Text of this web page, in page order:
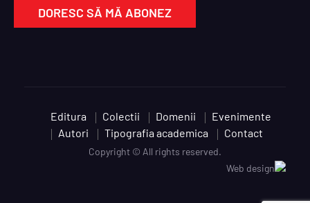
Editura Colectii Domenii
Evenimente
Autori
Tipografia academica Contact
Copyright © All rights reserved.
Web design